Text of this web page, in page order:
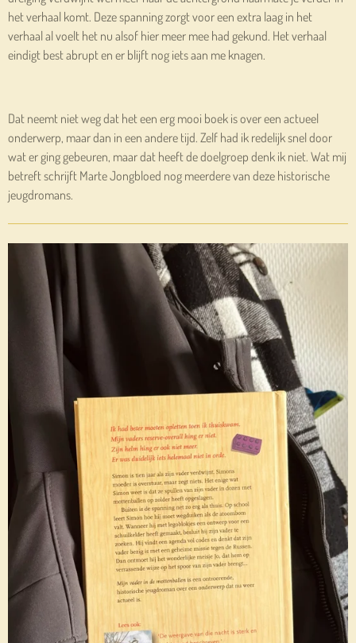
het verhaal komt. Deze spanning zorgt voor een extra laag in het
verhaal al voelt het nu alsof hier meer mee had gekund. Het verhaal
eindigt best abrupt en er blijft nog iets aan me knagen.
Dat neemt niet weg dat het een erg mooi boek is over een actueel
onderwerp, maar dan in een andere tijd. Zelf had ik redelijk snel door
wat er ging gebeuren, maar dat heeft de doelgroep denk ik niet. Wat mij
betreft schrijft Marte Jongbloed nog meerdere van deze historische
jeugdromans.